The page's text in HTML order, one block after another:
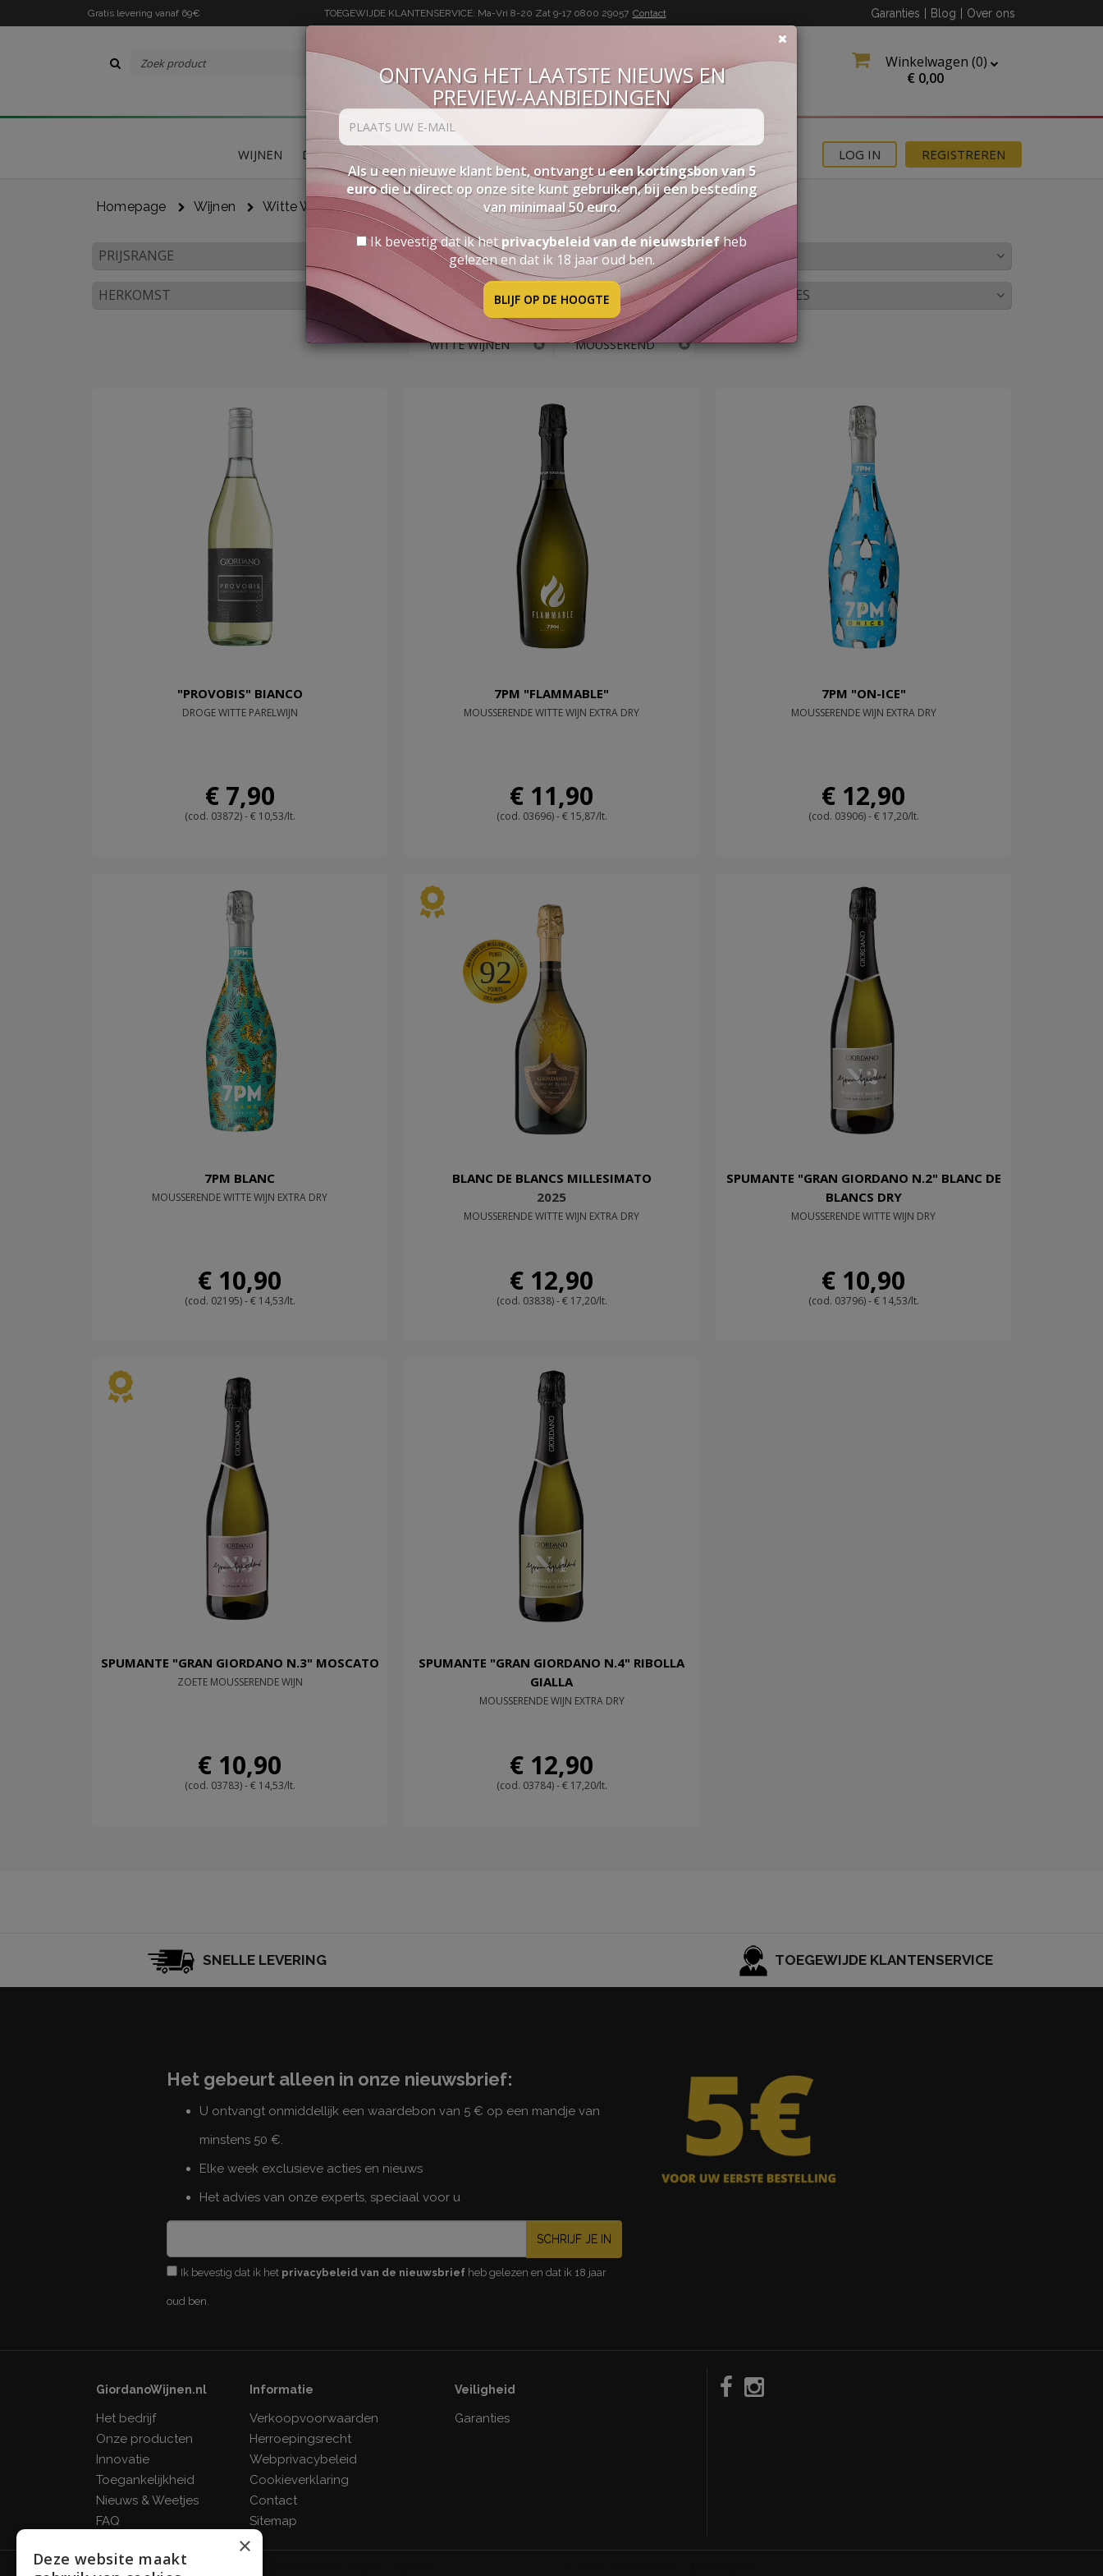
Gratis levering vanaf 69€ TOEGEWIJDE KLANTENSERVICE: Ma-Vri 8-20 Zat 9-170800 29057 Contact Garanties Blog Over ons
Winkelwagen (0)
€ 0,00
WIJNEN DELICATESSEN PAKKETTEN ACCESSOIRES PROMOTIES REGISTREREN
LOG IN
Homepage Wijnen Witte Wijnen Mousserend
PRIJSRANGE SORTEER KLEUR
HERKOMST SPECIALS COMBINATIES
WITTE WIJNEN MOUSSEREND
"PROVOBIS" BIANCO
DROGE WITTE PARELWIJN
€ 7,90
(cod. 03872) - € 10,53/lt.
7PM "FLAMMABLE"
MOUSSERENDE WITTE WIJN EXTRA DRY
€ 11,90
(cod. 03696) - € 15,87/lt.
7PM "ON-ICE"
MOUSSERENDE WIJN EXTRA DRY
€ 12,90
(cod. 03906) - € 17,20/lt.
7PM BLANC
MOUSSERENDE WITTE WIJN EXTRA DRY
€ 10,90
(cod. 02195) - € 14,53/lt.
92
BLANC DE BLANCS MILLESIMATO
2025
MOUSSERENDE WITTE WIJN EXTRA DRY
€ 12,90
(cod. 03838) - € 17,20/lt.
SPUMANTE "GRAN GIORDANO N.2" BLANC DE
BLANCS DRY
MOUSSERENDE WITTE WIJN DRY
€ 10,90
(cod. 03796) - € 14,53/lt.
SPUMANTE "GRAN GIORDANO N.3" MOSCATO
ZOETE MOUSSERENDE WIJN
€ 10,90
(cod. 03783) - € 14,53/lt.
SPUMANTE "GRAN GIORDANO N.4" RIBOLLA
GIALLA
MOUSSERENDE WIJN EXTRA DRY
€ 12,90
(cod. 03784) - € 17,20/lt.
SNELLE LEVERING TOEGEWIJDE KLANTENSERVICE
Het gebeurt alleen in onze nieuwsbrief:
U ontvangt onmiddellijk een waardebon van 5 € op een mandje van
minstens 50 €.
Elke week exclusieve acties en nieuws
Het advies van onze experts, speciaal voor u
SCHRIJF JE IN
Ik bevestig dat ik het privacybeleid van de nieuwsbriefheb gelezen en dat ik 18 jaar
oud ben.
GiordanoWijnen.nl
Het bedrijf
Onze producten
Innovatie
Toegankelijkheid
Nieuws & Weetjes
FAQ
Informatie
Verkoopvoorwaarden
Herroepingsrecht
Webprivacybeleid
Cookieverklaring
Contact
Sitemap
Veiligheid
Garanties
ONTVANG HET LAATSTE NIEUWS EN
PREVIEW-AANBIEDINGEN
Als u een nieuwe klant bent, ontvangt ueen kortingsbon van 5
eurodie u direct op onze site kunt gebruiken, bij een besteding
van minimaal 50 euro.
Ik bevestig dat ik het privacybeleid van de nieuwsbriefheb
gelezen en dat ik 18 jaar oud ben.
BLIJF OP DE HOOGTE
×
Deze website maakt